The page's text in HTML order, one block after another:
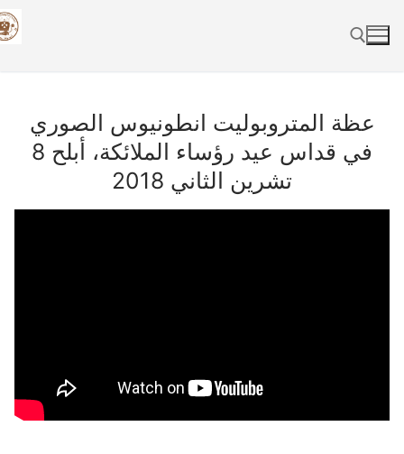
Skip
to
Search for:
عظة المتروبوليت انطونيوس الصوري
في قداس عيد رؤساء الملائكة، أبلح 8
تشرين الثاني 2018